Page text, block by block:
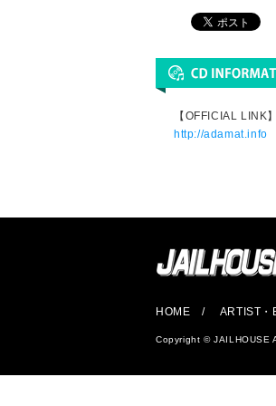
【OFFICIAL LINK】
http://adamat.info
HOME ARTIST・
Copyright © JAILHOUSE